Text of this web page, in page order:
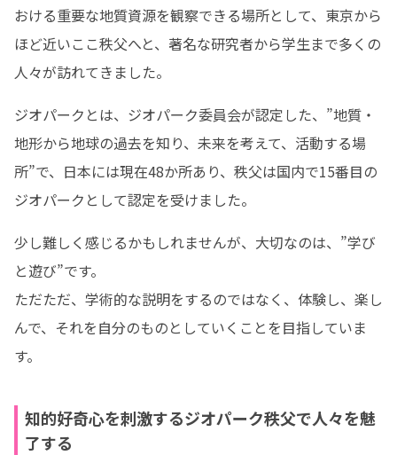
おける重要な地質資源を観察できる場所として、東京から
ほど近いここ秩父へと、著名な研究者から学生まで多くの
人々が訪れてきました。
ジオパークとは、ジオパーク委員会が認定した、”地質・
地形から地球の過去を知り、未来を考えて、活動する場
所”で、日本には現在48か所あり、秩父は国内で15番目の
ジオパークとして認定を受けました。
少し難しく感じるかもしれませんが、大切なのは、”学び
と遊び”です。
ただただ、学術的な説明をするのではなく、体験し、楽し
んで、それを自分のものとしていくことを目指していま
す。
知的好奇心を刺激するジオパーク秩父で人々を魅
了する